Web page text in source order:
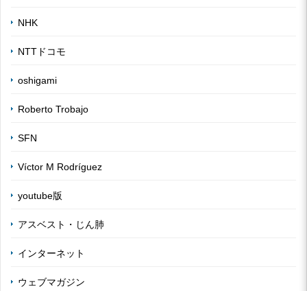
NHK
NTTドコモ
oshigami
Roberto Trobajo
SFN
Víctor M Rodríguez
youtube版
アスベスト・じん肺
インターネット
ウェブマガジン